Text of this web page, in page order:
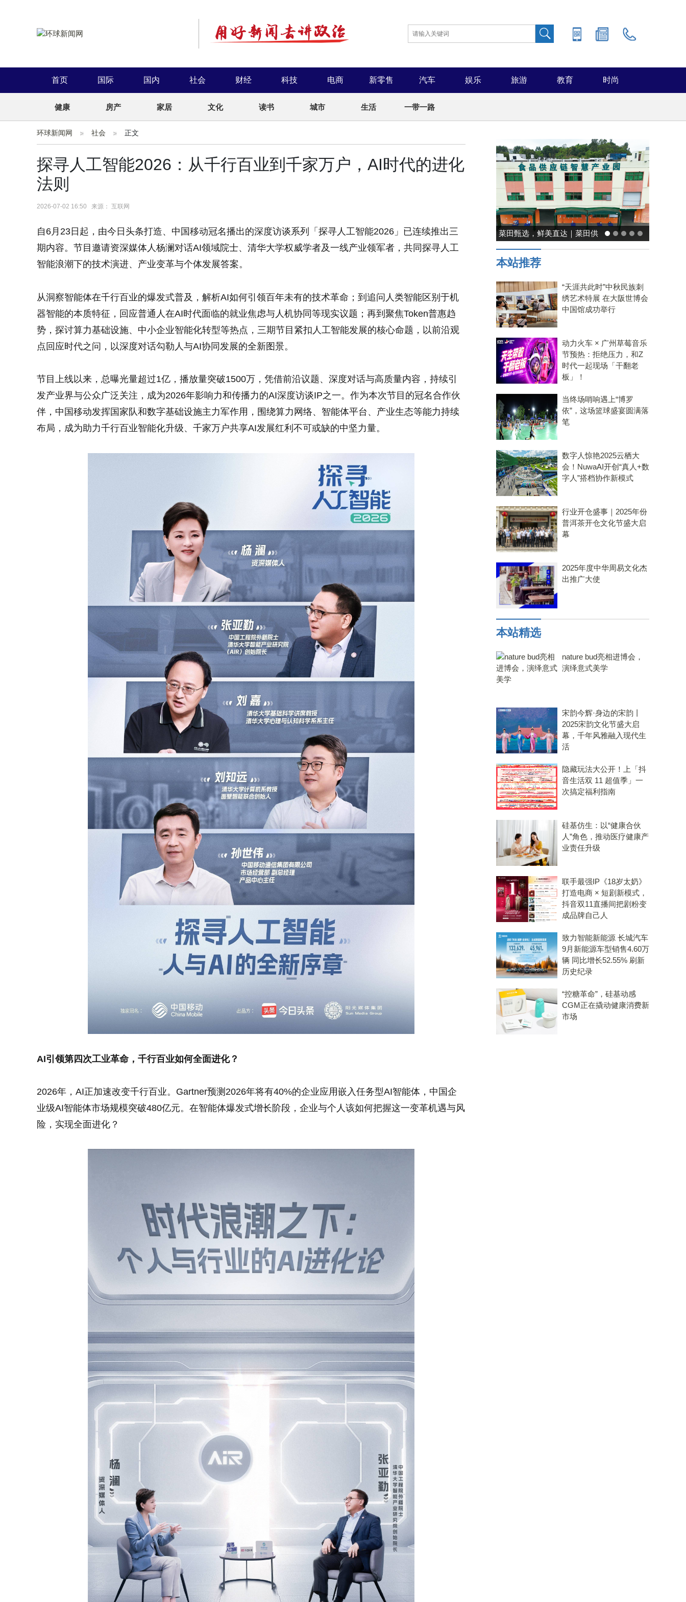
首页 国际 国内 社会 财经 科技 电商 新零售 汽车 娱乐 旅游 教育 时尚
健康 房产 家居 文化 读书 城市 生活 一带一路
环球新闻网 社会 正文
探寻人工智能2026：从千行百业到千家万户，AI时代的进化
法则
2026-07-02 16:50 来源： 互联网
自6月23日起，由今日头条打造、中国移动冠名播出的深度访谈系列「探寻人工智能2026」已连续推出三
期内容。节目邀请资深媒体人杨澜对话AI领域院士、清华大学权威学者及一线产业领军者，共同探寻人工
智能浪潮下的技术演进、产业变革与个体发展答案。
从洞察智能体在千行百业的爆发式普及，解析AI如何引领百年未有的技术革命；到追问人类智能区别于机
器智能的本质特征，回应普通人在AI时代面临的就业焦虑与人机协同等现实议题；再到聚焦Token普惠趋
势，探讨算力基础设施、中小企业智能化转型等热点，三期节目紧扣人工智能发展的核心命题，以前沿观
点回应时代之问，以深度对话勾勒人与AI协同发展的全新图景。
节目上线以来，总曝光量超过1亿，播放量突破1500万，凭借前沿议题、深度对话与高质量内容，持续引
发产业界与公众广泛关注，成为2026年影响力和传播力的AI深度访谈IP之一。作为本次节目的冠名合作伙
伴，中国移动发挥国家队和数字基础设施主力军作用，围绕算力网络、智能体平台、产业生态等能力持续
布局，成为助力千行百业智能化升级、千家万户共享AI发展红利不可或缺的中坚力量。
AI引领第四次工业革命，千行百业如何全面进化？
2026年，AI正加速改变千行百业。Gartner预测2026年将有40%的企业应用嵌入任务型AI智能体，中国企
业级AI智能体市场规模突破480亿元。在智能体爆发式增长阶段，企业与个人该如何把握这一变革机遇与风
险，实现全面进化？
能率日式厨房美学：既要此刻
温馨，也要未来可期
本站推荐
“天涯共此时”中秋民族刺
绣艺术特展 在大阪世博会
中国馆成功举行
动力火车 × 广州草莓音乐
节预热：拒绝压力，和Z
时代一起现场「干翻老
板」！
当终场哨响遇上“博罗
依”，这场篮球盛宴圆满落
笔
数字人惊艳2025云栖大
会！NuwaAI开创“真人+数
字人”搭档协作新模式
行业开仓盛事｜2025年份
普洱茶开仓文化节盛大启
幕
2025年度中华周易文化杰
出推广大使
本站精选
nature bud亮相进博会，
演绎意式美学
宋韵今辉·身边的宋韵丨
2025宋韵文化节盛大启
幕，千年风雅融入现代生
活
隐藏玩法大公开！上「抖
音生活双 11 超值季」一
次搞定福利指南
硅基仿生：以“健康合伙
人”角色，推动医疗健康产
业责任升级
联手最强IP《18岁太奶》
打造电商 × 短剧新模式，
抖音双11直播间把剧粉变
成品牌自己人
致力智能新能源 长城汽车
9月新能源车型销售4.60万
辆 同比增长52.55% 刷新
历史纪录
“控糖革命”，硅基动感
CGM正在撬动健康消费新
市场